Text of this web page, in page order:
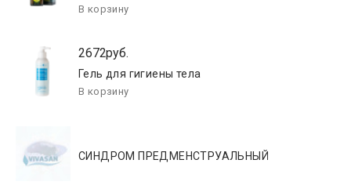
2672руб.
Гель для гигиены тела
СИНДРОМ ПРЕДМЕНСТРУАЛЬНЫЙ